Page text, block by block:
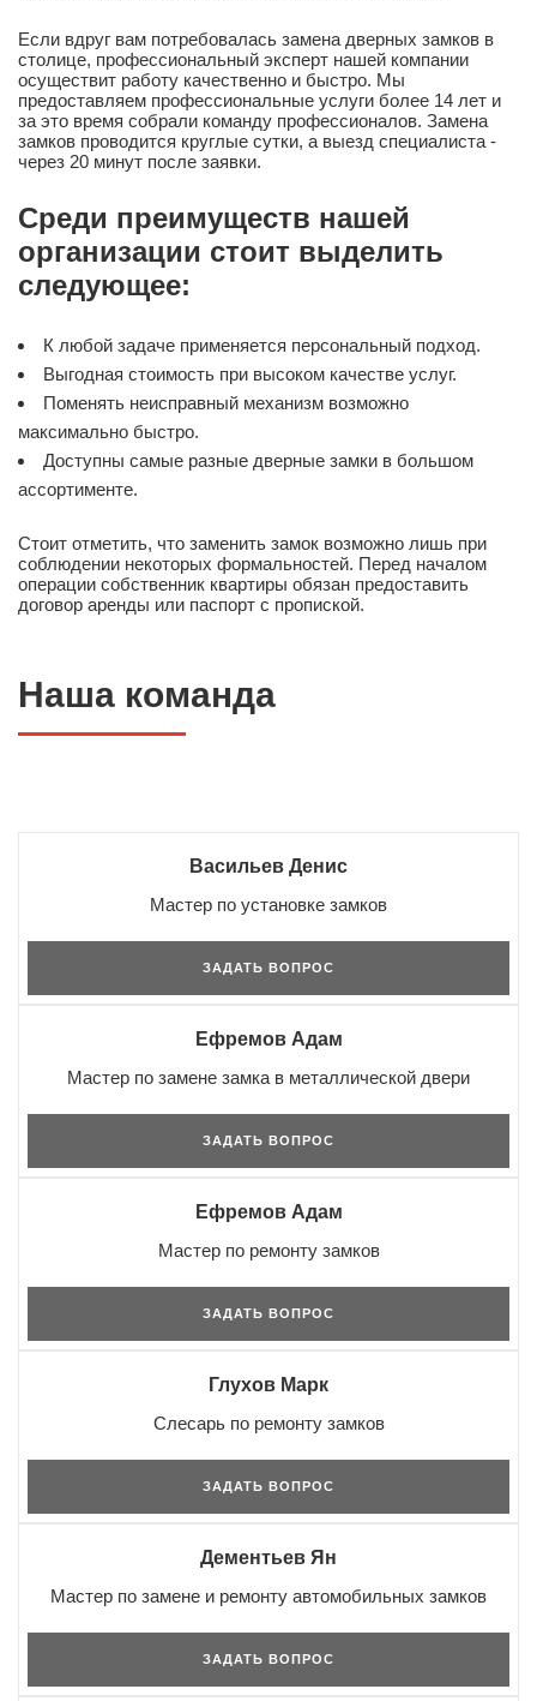
Если вдруг вам потребовалась замена дверных замков в
столице, профессиональный эксперт нашей компании
осуществит работу качественно и быстро. Мы
предоставляем профессиональные услуги более 14 лет и
за это время собрали команду профессионалов. Замена
замков проводится круглые сутки, а выезд специалиста -
через 20 минут после заявки.
Среди преимуществ нашей
организации стоит выделить
следующее:
К любой задаче применяется персональный подход.
Выгодная стоимость при высоком качестве услуг.
Поменять неисправный механизм возможно
максимально быстро.
Доступны самые разные дверные замки в большом
ассортименте.
Стоит отметить, что заменить замок возможно лишь при
соблюдении некоторых формальностей. Перед началом
операции собственник квартиры обязан предоставить
договор аренды или паспорт с пропиской.
Наша команда
Васильев Денис
Мастер по установке замков
ЗАДАТЬ ВОПРОС
Ефремов Адам
Мастер по замене замка в металлической двери
ЗАДАТЬ ВОПРОС
Ефремов Адам
Мастер по ремонту замков
ЗАДАТЬ ВОПРОС
Глухов Марк
Слесарь по ремонту замков
ЗАДАТЬ ВОПРОС
Дементьев Ян
Мастер по замене и ремонту автомобильных замков
ЗАДАТЬ ВОПРОС